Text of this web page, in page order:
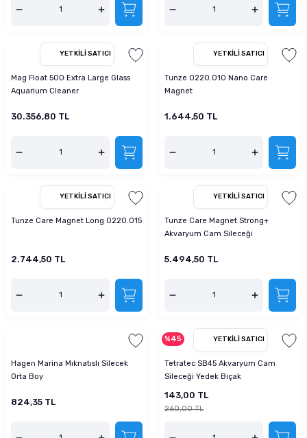
YETKILI SATICI
Mag Float 500 Extra Large Glass
Aquarium Cleaner
30.356,80 TL
YETKILI SATICI
Tunze 0220.010 Nano Care
Magnet
1.644,50 TL
YETKILI SATICI
Tunze Care Magnet Long 0220.015
2.744,50 TL
YETKILI SATICI
Tunze Care Magnet Strong+
Akvaryum Cam Sileceği
5.494,50 TL
Hagen Marina Mıknatıslı Silecek
Orta Boy
824,35 TL
%45 YETKILI SATICI
Tetratec SB45 Akvaryum Cam
Sileceği Yedek Bıçak
143,00 TL
260,00 TL